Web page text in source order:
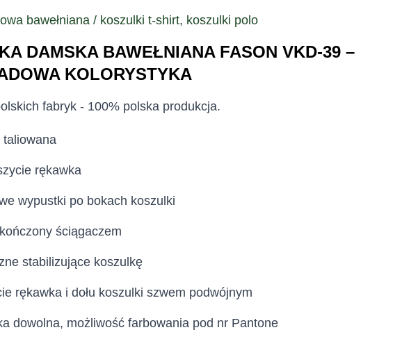
bawełniana / koszulki t-shirt, koszulki polo
DAMSKA BAWEŁNIANA FASON VKD-39 –
KOLORYSTYKA
fabryk - 100% polska produkcja.
taliowana
rękawka
wypustki po bokach koszulki
ściągaczem
stabilizujące koszulkę
rękawka i dołu koszulki szwem podwójnym
dowolna, możliwość farbowania pod nr Pantone